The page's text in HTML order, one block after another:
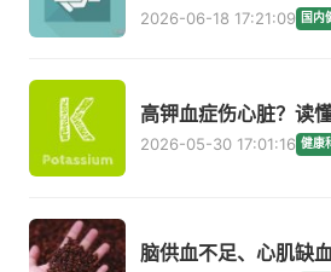
2026-06-18 17:21:09 国内
高钾血症伤心脏？读
2026-05-30 17:01:16 健康
脑供血不足、心肌缺